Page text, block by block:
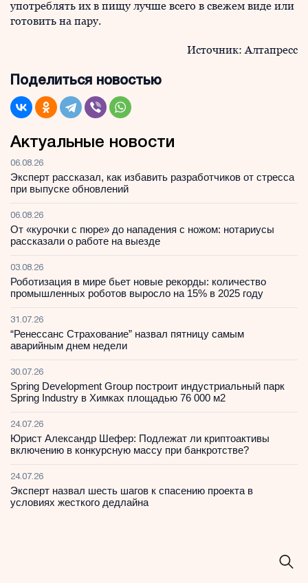
употреблять их в пищу лучше всего в свежем виде или
готовить на пару.
Источник: Алтапресс
Поделиться новостью
Актуальные новости
06.08.26
Эксперт рассказал, как избавить разработчиков от стресса
при выпуске обновлений
06.08.26
От «курочки с пюре» до нападения с ножом: нотариусы
рассказали о работе на выезде
03.08.26
Роботизация в мире бьет новые рекорды: количество
промышленных роботов выросло на 15% в 2025 году
31.07.26
“Ренессанс Страхование” назвал пятницу самым
аварийным днем недели
30.07.26
Spring Development Group построит индустриальный парк
Spring Industry в Химках площадью 76 000 м2
24.07.26
Юрист Александр Шефер: Подлежат ли криптоактивы
включению в конкурсную массу при банкротстве?
24.07.26
Эксперт назвал шесть шагов к спасению проекта в
условиях жесткого дедлайна